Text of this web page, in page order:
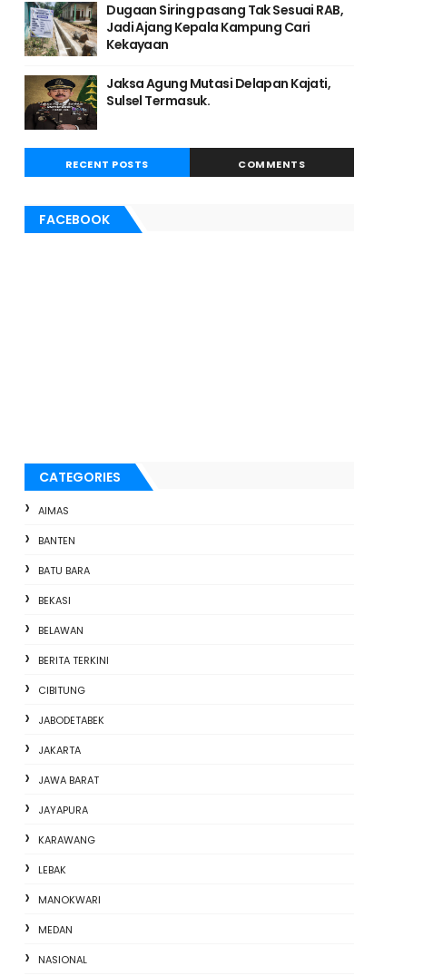
Dugaan Siring pasang Tak Sesuai RAB,
Jadi Ajang Kepala Kampung Cari
Kekayaan
Jaksa Agung Mutasi Delapan Kajati,
Sulsel Termasuk.
RECENT POSTS COMMENTS
FACEBOOK
CATEGORIES
AIMAS
BANTEN
BATU BARA
BEKASI
BELAWAN
BERITA TERKINI
CIBITUNG
JABODETABEK
JAKARTA
JAWA BARAT
JAYAPURA
KARAWANG
LEBAK
MANOKWARI
MEDAN
NASIONAL